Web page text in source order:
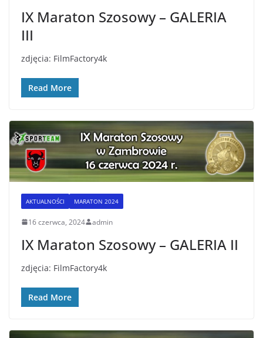
IX Maraton Szosowy – GALERIA
III
zdjęcia: FilmFactory4k
Read More
AKTUALNOŚCI MARATON 2024
16 czerwca, 2024 admin
IX Maraton Szosowy – GALERIA II
zdjęcia: FilmFactory4k
Read More